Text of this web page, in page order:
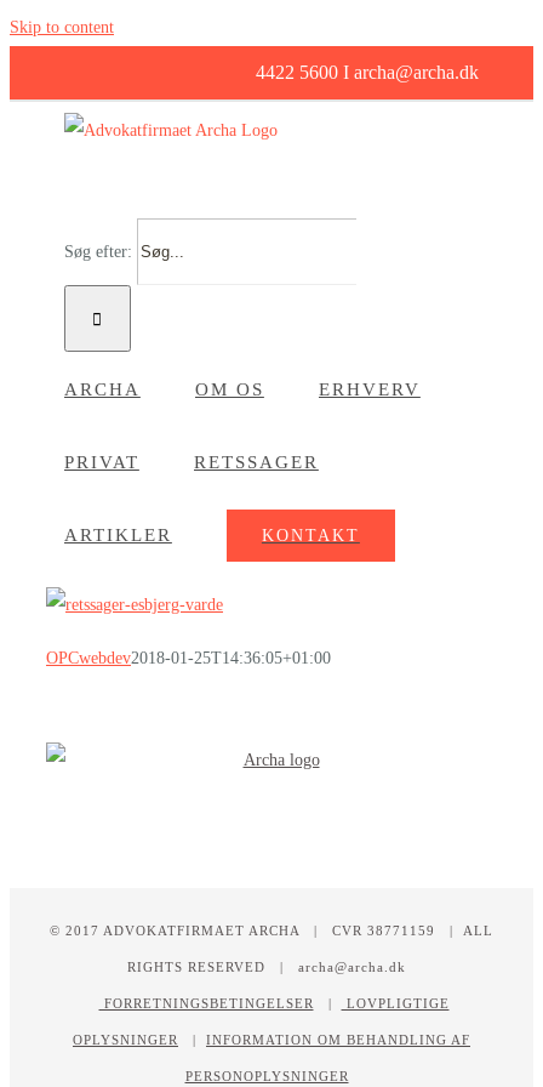
Skip to content
4422 5600 I archa@archa.dk
Søg efter:
ARCHA OM OS ERHVERV
PRIVAT RETSSAGER
ARTIKLER KONTAKT
OPCwebdev2018-01-25T14:36:05+01:00
© 2017 ADVOKATFIRMAET ARCHA | CVR 38771159 | ALL
RIGHTS RESERVED | archa@archa.dk
FORRETNINGSBETINGELSER | LOVPLIGTIGE
OPLYSNINGER | INFORMATION OM BEHANDLING AF
PERSONOPLYSNINGER